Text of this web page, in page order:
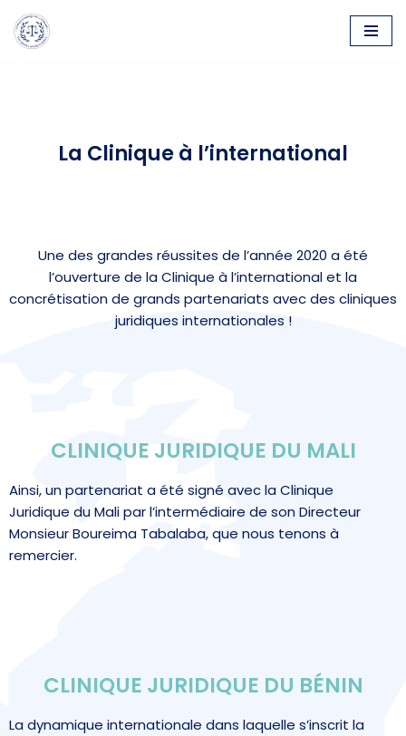
Aller
La Clinique à l’international
Une des grandes réussites de l’année 2020 a été
l’ouverture de la Clinique à l’international et la
concrétisation de grands partenariats avec des cliniques
juridiques internationales !
CLINIQUE JURIDIQUE DU MALI
Ainsi, un partenariat a été signé avec la Clinique
Juridique du Mali par l’intermédiaire de son Directeur
Monsieur Boureima Tabalaba, que nous tenons à
remercier.
CLINIQUE JURIDIQUE DU BÉNIN
La dynamique internationale dans laquelle s’inscrit la